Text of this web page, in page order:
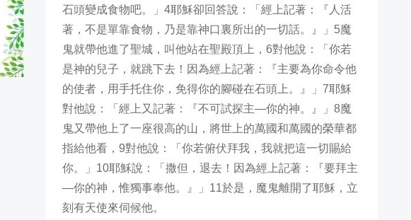
石頭變成食物吧。」 4耶穌卻回答說：「經上記著：『人活
著，不是單靠食物，乃是靠神口裏所出的一切話。』」 5魔
鬼就帶他進了聖城，叫他站在聖殿頂上， 6對他說：「你若
是神的兒子，就跳下去！因為經上記著：『主要為你命令他
的使者，用手托住你，免得你的腳碰在石頭上。』」 7耶穌
對他說：「經上又記著：『不可試探主—你的神。』」 8魔
鬼又帶他上了一座很高的山，將世上的萬國和萬國的榮華都
指給他看， 9對他說：「你若俯伏拜我，我就把這一切賜給
你。」 10耶穌說：「撒但，退去！因為經上記著：『要拜主
—你的神，惟獨事奉他。』」 11於是，魔鬼離開了耶穌，立
刻有天使來伺候他。